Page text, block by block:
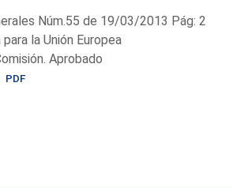
Núm.55 de 19/03/2013 Pág: 2
la Unión Europea
Aprobado
PDF